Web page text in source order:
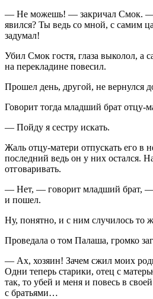
— Не можешь! — закричал Смок. —
явился? Ты ведь со мной, с самим
задумал!
Убил Смок гостя, глаза выколол, а
на перекладине повесил.
Прошел день, другой, не вернулся
Говорит тогда младший брат отцу-
— Пойду я сестру искать.
Жаль отцу-матери отпускать его в
последний ведь он у них остался.
отговаривать.
— Нет, — говорит младший брат, —
и пошел.
Ну, понятно, и с ним случилось то
Проведала о том Палаша, громко
— Ах, хозяин! Зачем сжил моих
Одни теперь старики, отец с
так, то убей и меня и повесь в
с братьями…